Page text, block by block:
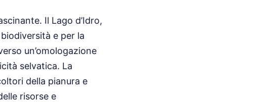
Il Lago d’Idro,
e per la
un’omologazione
selvatica. La
della pianura e
risorse e